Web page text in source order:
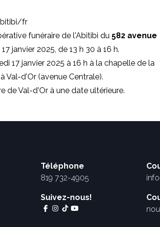
fr
funéraire de l'Abitibi du 582 avenue
janvier 2025, de 13 h 30 à 16 h.
17 janvier 2025 à 16 h à la chapelle de la
Val-d'Or (avenue Centrale).
de Val-d'Or à une date ultérieure.
Téléphone
819 732-4905
Suivez-nous!